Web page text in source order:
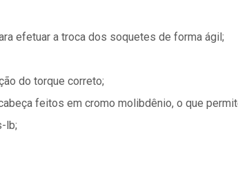
efetuar a troca dos soquetes de forma ágil;
do torque correto;
feitos em cromo molibdênio, o que
lb;